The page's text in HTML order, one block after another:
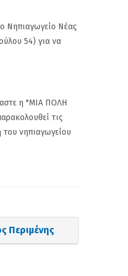
Νηπιαγωγείο Νέας
54) για να
η "ΜΙΑ ΠΟΛΗ
τις
του νηπιαγωγείου
Περιμένης